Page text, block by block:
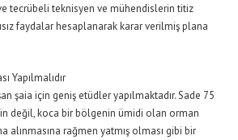
tecrübeli teknisyen ve mühendislerin titiz
faydalar hesaplanarak karar verilmiş plana
Yapılmalıdır
şaia için geniş etüdler yapılmaktadır. Sade 75
değil, koca bir bölgenin ümidi olan orman
alınmasına rağmen yatmış olması gibi bir